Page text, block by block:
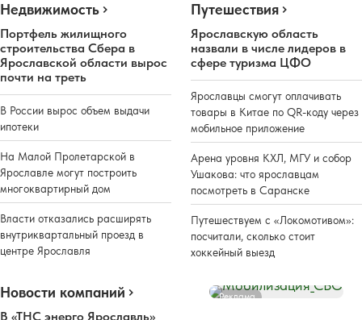
Недвижимость
Портфель жилищного
строительства Сбера в
Ярославской области вырос
почти на треть
В России вырос объем выдачи
ипотеки
На Малой Пролетарской в
Ярославле могут построить
многоквартирный дом
Власти отказались расширять
внутриквартальный проезд в
центре Ярославля
Путешествия
Ярославскую область
назвали в числе лидеров в
сфере туризма ЦФО
Ярославцы смогут оплачивать
товары в Китае по QR-коду через
мобильное приложение
Арена уровня КХЛ, МГУ и собор
Ушакова: что ярославцам
посмотреть в Саранске
Путешествуем с «Локомотивом»:
посчитали, сколько стоит
хоккейный выезд
Новости компаний
В «ТНС энерго Ярославль»
Реклама